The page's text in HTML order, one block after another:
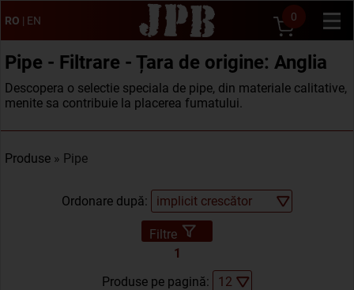
RO | EN 0
Pipe - Filtrare - Țara de origine: Anglia
Descopera o selectie speciala de pipe, din materiale calitative,
menite sa contribuie la placerea fumatului.
Produse » Pipe
Ordonare după:
Filtre
1
Produse pe pagină: